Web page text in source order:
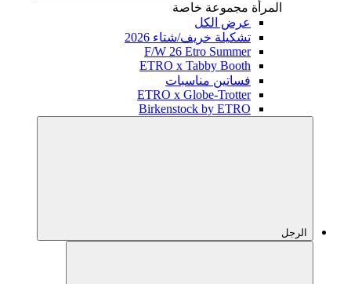
المرأة مجموعة خاصة
عرض الكل
تشكيلة خريف/شتاء 2026
F/W 26 Etro Summer
ETRO x Tabby Booth
فساتين مناسبات
ETRO x Globe-Trotter
Birkenstock by ETRO
الرجل